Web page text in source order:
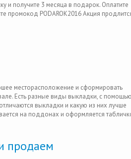
и получите 3 месяца в подарок. Оплатите
промокод PODAROK2016 Акция
месторасположение и сформировать
Есть разные виды выкладки, с помощью
выкладки и какую из них лучше
на поддонах и оформляется
продаем